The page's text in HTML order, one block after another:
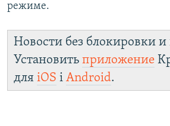
режиме.
Новости без блокировки
Установить приложение
для iOS і Android.